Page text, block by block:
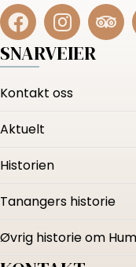
SNARVEIER
Kontakt oss
Aktuelt
Historien
Tanangers historie
Øvrig historie om